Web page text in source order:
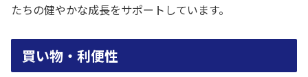
たちの健やかな成長をサポートしています。
買い物・利便性